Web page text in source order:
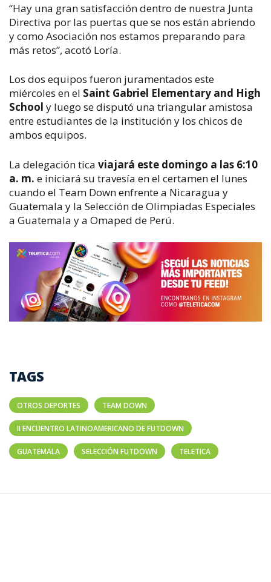
“Hay una gran satisfacción dentro de nuestra Junta
Directiva por las puertas que se nos están abriendo
y como Asociación nos estamos preparando para
más retos”, acotó Loría.
Los dos equipos fueron juramentados este
miércoles en el Saint Gabriel Elementary and High
School y luego se disputó una triangular amistosa
entre estudiantes de la institución y los chicos de
ambos equipos.
La delegación tica viajará este domingo a las 6:10
a. m. e iniciará su travesía en el certamen el lunes
cuando el Team Down enfrente a Nicaragua y
Guatemala y la Selección de Olimpiadas Especiales
a Guatemala y a Omaped de Perú.
TAGS
OTROS DEPORTES TEAM DOWN
II ENCUENTRO LATINOAMERICANO DE FUTDOWN
GUATEMALA SELECCIÓN FUTDOWN TELETICA